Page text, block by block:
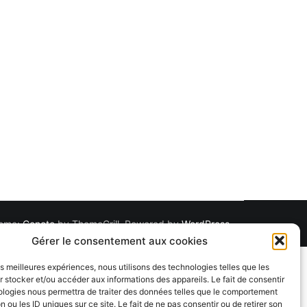
Gérer le consentement aux cookies
meilleures expériences, nous utilisons des technologies telles que les
stocker et/ou accéder aux informations des appareils. Le fait de consentir
nous permettra de traiter des données telles que le comportement
ou les ID uniques sur ce site. Le fait de ne pas consentir ou de retirer son
Cenoteby ThemeGrill. Powered byWordPress.